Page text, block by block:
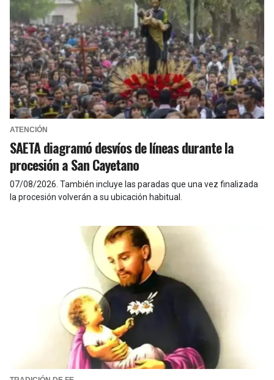
ATENCIÓN
SAETA diagramó desvíos de líneas durante la
procesión a San Cayetano
07/08/2026 También incluye las paradas que una vez finalizada
la procesión volverán a su ubicación habitual.